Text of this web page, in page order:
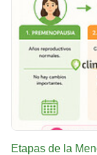
Etapas de la